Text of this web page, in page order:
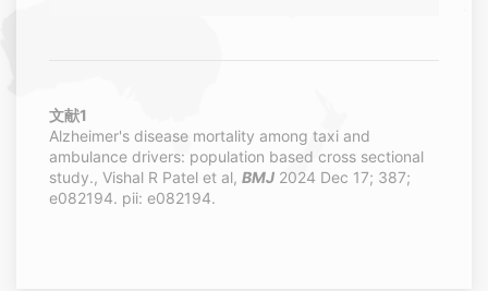
文献1
Alzheimer's disease mortality among taxi and
ambulance drivers: population based cross sectional
study., Vishal R Patel et al, BMJ 2024 Dec 17; 387;
e082194. pii: e082194.